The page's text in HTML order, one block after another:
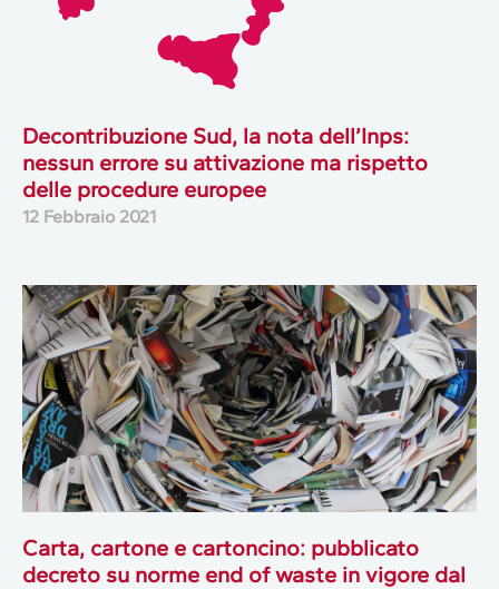
Decontribuzione Sud, la nota dell’Inps:
nessun errore su attivazione ma rispetto
delle procedure europee
12 Febbraio 2021
Carta, cartone e cartoncino: pubblicato
decreto su norme end of waste in vigore dal